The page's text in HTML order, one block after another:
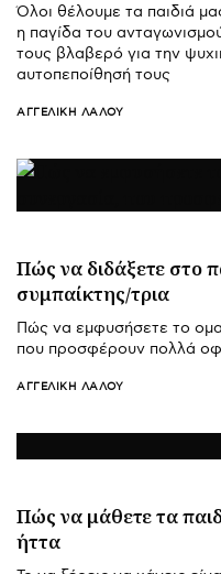
Όλοι θέλουμε τα παιδιά
η παγίδα του
τους βλαβερό για την
αυτοπεποίθησή τους
ΑΓΓΕΛΙΚΉ ΛΆΛΟΥ
Πώς να διδάξετε στο
συμπαίκτης/τρια
Πώς να εμφυσήσετε το
που προσφέρουν πολλά
ΑΓΓΕΛΙΚΉ ΛΆΛΟΥ
Πώς να μάθετε τα
ήττα